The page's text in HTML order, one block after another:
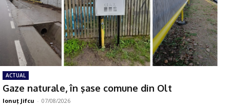
ACTUAL
Gaze naturale, în şase comune din Olt
Ionuţ Jifcu - 07/08/2026